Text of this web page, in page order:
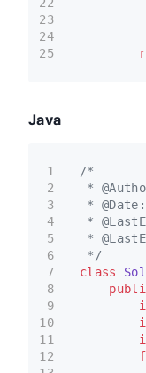
23
24
25
Java
1
2
3
4
5
6
7
8
9
10
11
12
/*
*
*
*
*
*/
class